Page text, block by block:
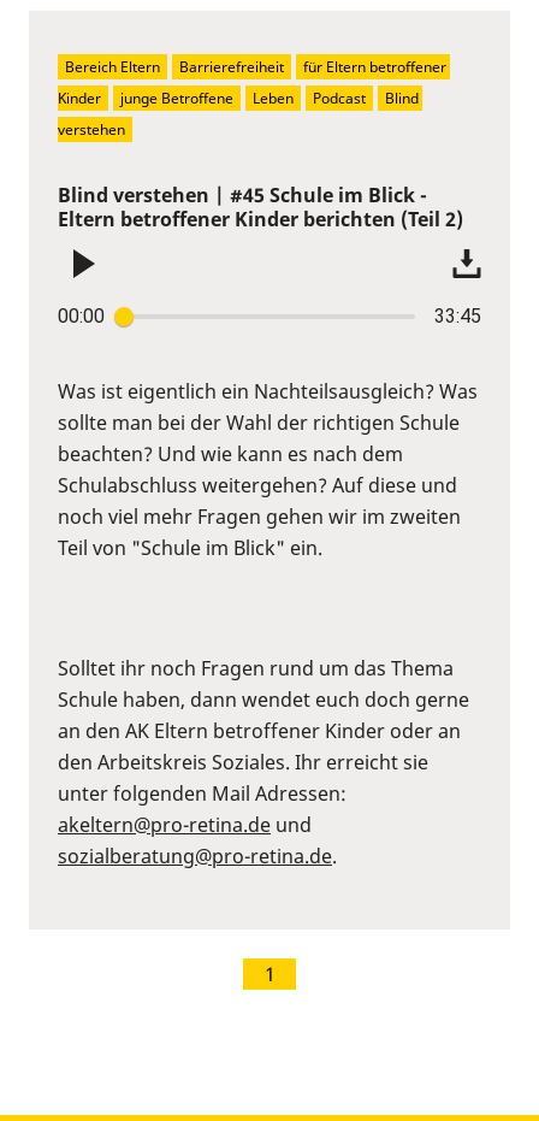
Blind verstehen | #45 Schule im Blick -
Eltern betroffener Kinder berichten (Teil 2)
00:00 33:45
Was ist eigentlich ein Nachteilsausgleich? Was
sollte man bei der Wahl der richtigen Schule
beachten? Und wie kann es nach dem
Schulabschluss weitergehen? Auf diese und
noch viel mehr Fragen gehen wir im zweiten
Teil von "Schule im Blick" ein.
Solltet ihr noch Fragen rund um das Thema
Schule haben, dann wendet euch doch gerne
an den AK Eltern betroffener Kinder oder an
den Arbeitskreis Soziales. Ihr erreicht sie
unter folgenden Mail Adressen:
akeltern@pro-retina.de und
sozialberatung@pro-retina.de.
Bereich Eltern Barrierefreiheit
für Eltern betroffener
Kinder
junge Betroffene Leben Podcast
Blind
verstehen
1